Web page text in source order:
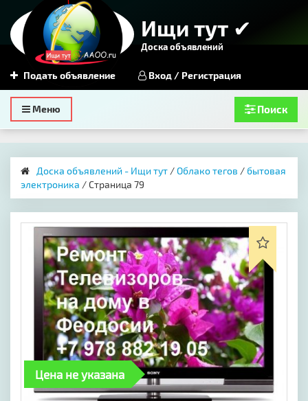
Ищи тут ✔
Доска объявлений
Подать объявление Вход / Регистрация
Toggle
navigation
Меню Поиск
Доска объявлений - Ищи тут /Облако тегов / бытовая
электроника / Страница 79
Цена не указана